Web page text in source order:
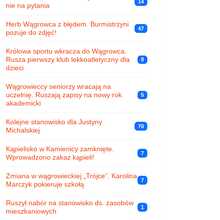
nie na pytania
14
Herb Wągrowca z błędem. Burmistrzyni
pozuje do zdjęć!
47
Królowa sportu wkracza do Wągrowca.
Rusza pierwszy klub lekkoatletyczny dla
dzieci
8
Wągrowieccy seniorzy wracają na
uczelnię. Ruszają zapisy na nowy rok
akademicki
5
Kolejne stanowisko dla Justyny
Michalskiej
70
Kąpielisko w Kamienicy zamknięte.
Wprowadzono zakaz kąpieli!
7
Zmiana w wągrowieckiej „Trójce”. Karolina
Marczyk pokieruje szkołą
7
Ruszył nabór na stanowisko ds. zasobów
mieszkaniowych
1